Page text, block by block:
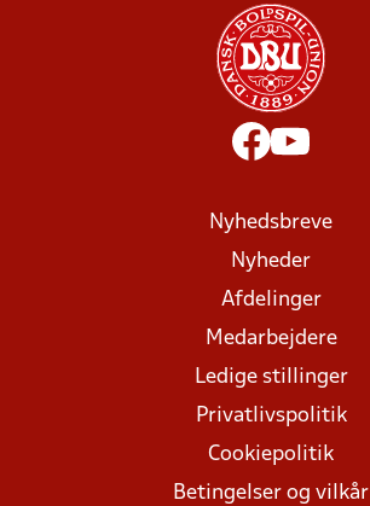
Nyhedsbreve
Nyheder
Afdelinger
Medarbejdere
Ledige stillinger
Privatlivspolitik
Cookiepolitik
Betingelser og vilkår